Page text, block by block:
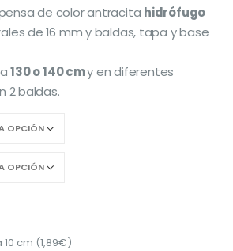
de color antracita hidrófugo
de 16 mm y baldas, tapa y base
130 o 140 cmy en diferentes
2 baldas.
cm (1,89€)